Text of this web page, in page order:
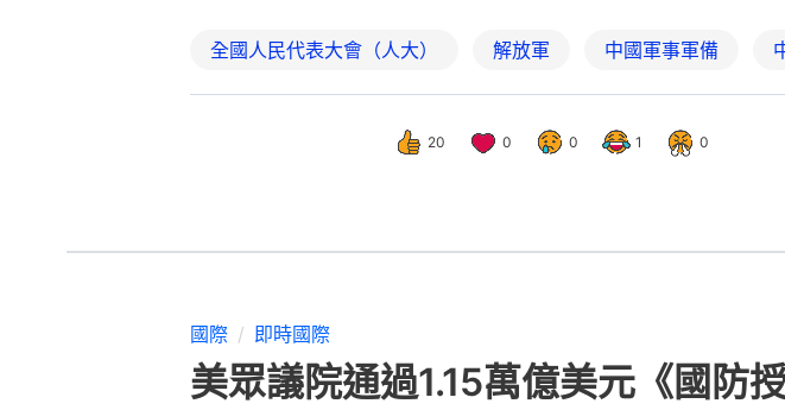
全國人民代表大會（人大） 解放軍 中國軍事軍備
20 0 0 1 0
國際 即時國際
美眾議院通過1.15萬億美元《國